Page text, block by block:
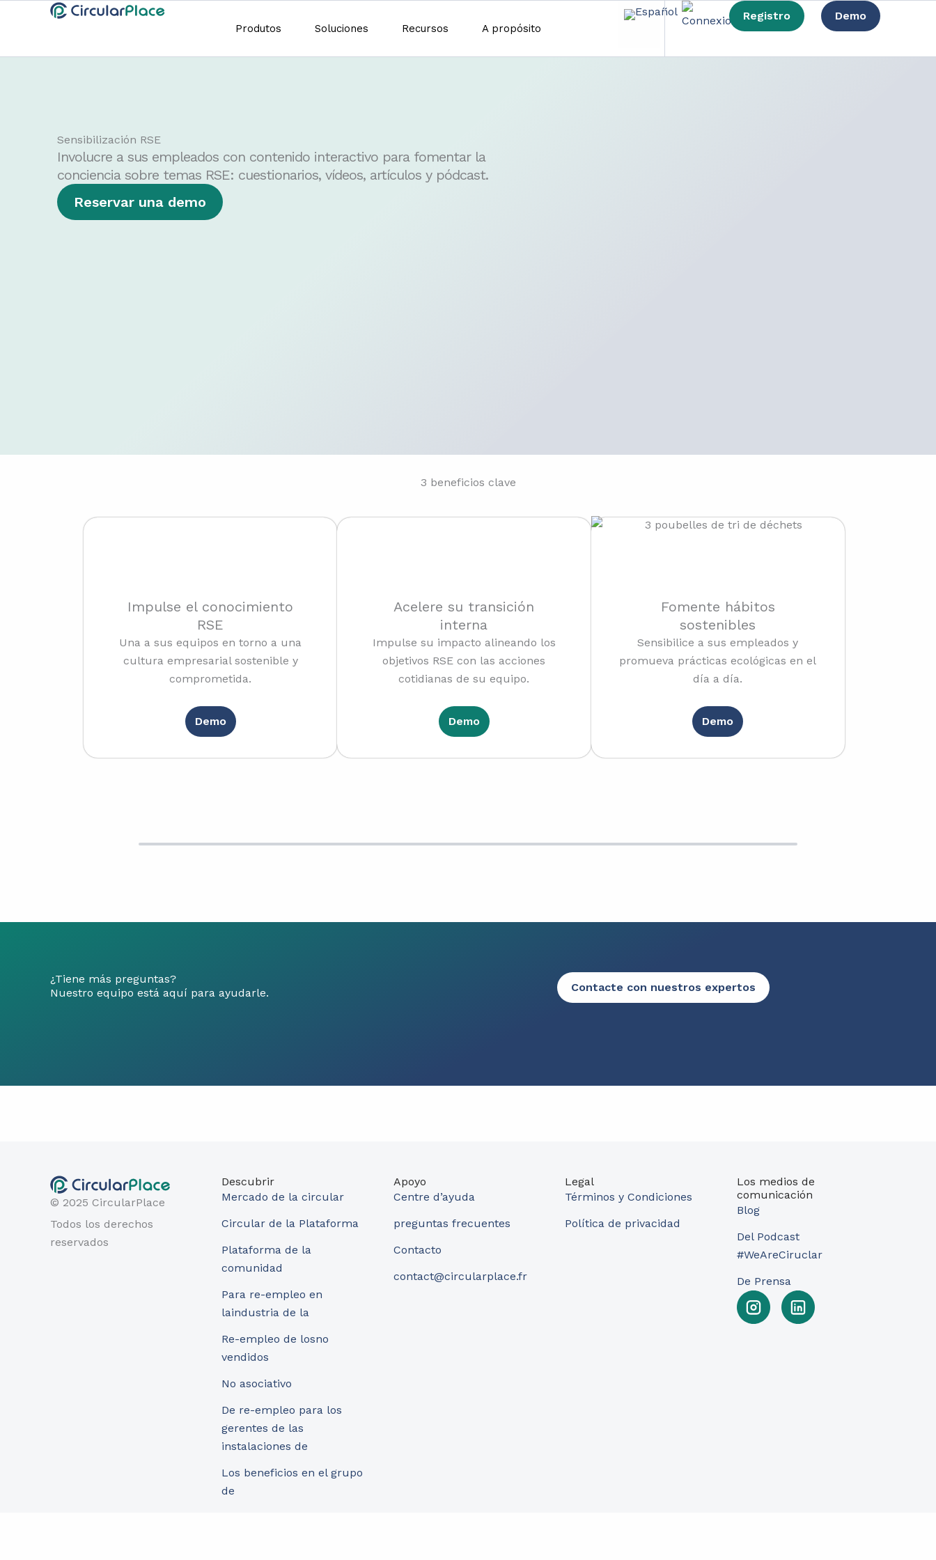
Produtos Soluciones Recursos A propósito
Registro Demo
Sensibilización RSE
Involucre a sus empleados con contenido interactivo para fomentar la
conciencia sobre temas RSE: cuestionarios, vídeos, artículos y pódcast.
Reservar una demo
3 beneficios clave
Impulse el conocimiento
RSE
Una a sus equipos en torno a una
cultura empresarial sostenible y
comprometida.
Demo
Acelere su transición
interna
Impulse su impacto alineando los
objetivos RSE con las acciones
cotidianas de su equipo.
Demo
Fomente hábitos
sostenibles
Sensibilice a sus empleados y
promueva prácticas ecológicas en el
día a día.
Demo
¿Tiene más preguntas?
Nuestro equipo está aquí para ayudarle.
Contacte con nuestros expertos
© 2025 CircularPlace
Todos los derechos
reservados
Descubrir
Mercado de la circular
Circular de la Plataforma
Plataforma de la
comunidad
Para re-empleo en
laindustria de la
Re-empleo de losno
vendidos
No asociativo
De re-empleo para los
gerentes de las
instalaciones de
Los beneficios en el grupo
de
Apoyo
Centre d’ayuda
preguntas frecuentes
Contacto
contact@circularplace.fr
Legal
Términos y Condiciones
Política de privacidad
Los medios de
comunicación
Blog
Del Podcast
#WeAreCiruclar
De Prensa